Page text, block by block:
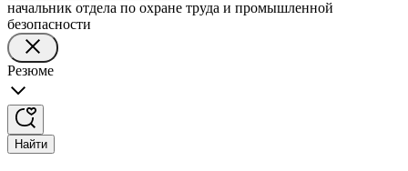
начальник отдела по охране труда и промышленной
безопасности
Резюме
Найти